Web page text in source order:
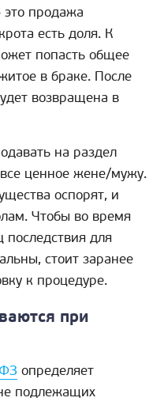
продажа
есть доля. К
попасть общее
в браке. После
возвращена в
на раздел
ценное жене/мужу.
оспорят, и
Чтобы во время
последствия для
стоит заранее
к процедуре.
при
определяет
подлежащих